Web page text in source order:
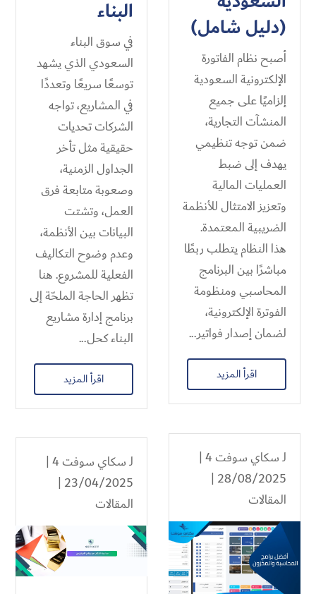
(دليل شامل)
أصبح نظام الفاتورة
الإلكترونية السعودية
إلزاميًا على جميع
المنشآت التجارية،
ضمن توجه تنظيمي
يهدف إلى ضبط
العمليات المالية
وتعزيز الامتثال للأنظمة
الضريبية المعتمدة.
هذا النظام يتطلب ربطًا
مباشرًا بين البرنامج
المحاسبي ومنظومة
الفوترة الإلكترونية،
لضمان إصدار فواتير...
اقرأ المزيد
البناء
في سوق البناء
السعودي الذي يشهد
توسعًا سريعًا وتعددًا
في المشاريع، تواجه
الشركات تحديات
حقيقية مثل تأخر
الجداول الزمنية،
وصعوبة متابعة فرق
العمل، وتشتت
البيانات بين الأنظمة،
وعدم وضوح التكاليف
الفعلية للمشروع. هنا
تظهر الحاجة الملحّة إلى
برنامج إدارة مشاريع
البناء كحل...
اقرأ المزيد
لـسكاي سوفت 4
|
28/08/2025 |
المقالات
لـسكاي سوفت 4
|
23/04/2025 |
المقالات